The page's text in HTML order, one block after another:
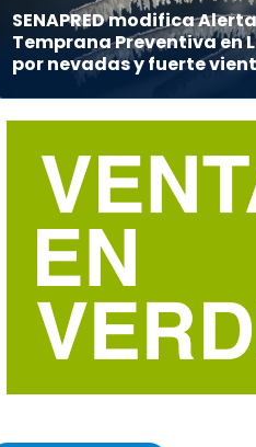
SENAPRED modifica Alerta
Temprana Preventiva en
por nevadas y fuerte